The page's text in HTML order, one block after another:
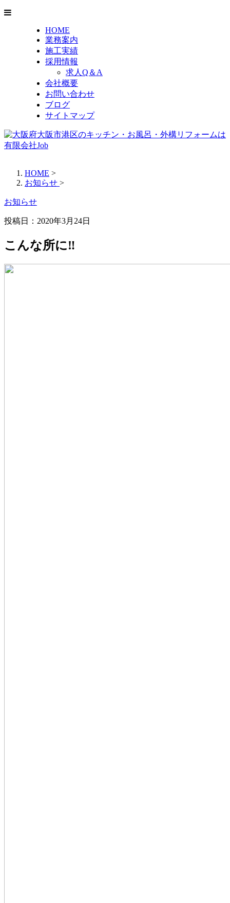
HOME
業務案内
施工実績
採用情報
求人Q＆A
会社概要
お問い合わせ
ブログ
サイトマップ
HOME >
お知らせ >
お知らせ
投稿日： 2020年3月24日
こんな所に‼️